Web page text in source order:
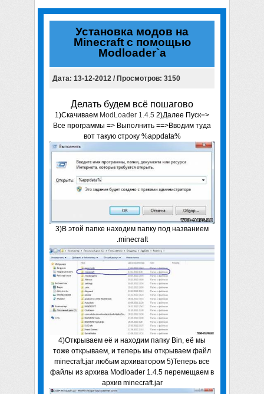
Установка модов на
Minecraft с помощью
Modloader`a
Дата: 13-12-2012 / Просмотров: 3150
Делать будем всё пошагово
1)Скачиваем ModLoader 1.4.5 2)Далее Пуск=>
Все программы => Выполнить ==>Вводим туда
вот такую строку %appdata%
3)В этой папке находим папку под названием
.minecraft
4)Открываем её и находим папку Bin, её мы
тоже открываем, и теперь мы открываем файл
minecraft.jar любым архиватором 5)Теперь все
файлы из архива Modloader 1.4.5 перемещаем в
архив minecraft.jar